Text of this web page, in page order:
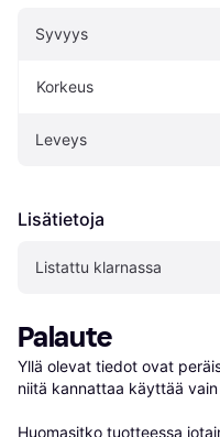
Syvyys
Korkeus
Leveys
Lisätietoja
Listattu klarnassa
Palaute
Yllä olevat tiedot ovat
niitä kannattaa käyttää
Huomasitko tuotteessa